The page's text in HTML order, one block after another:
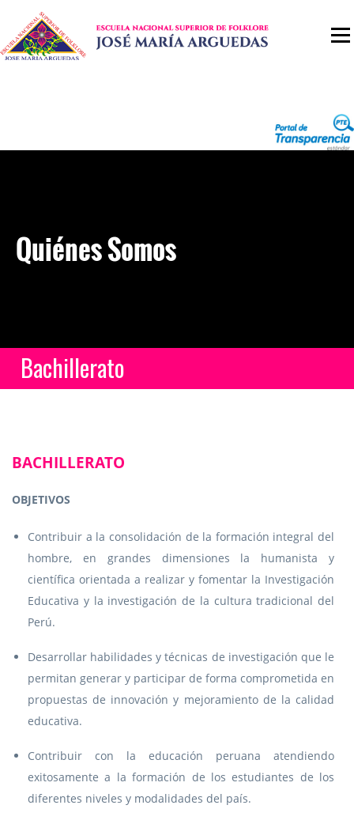
Quiénes Somos
Bachillerato
BACHILLERATO
OBJETIVOS
Contribuir a la consolidación de la formación integral del
hombre, en grandes dimensiones la humanista y
científica orientada a realizar y fomentar la Investigación
Educativa y la investigación de la cultura tradicional del
Perú.
Desarrollar habilidades y técnicas de investigación que le
permitan generar y participar de forma comprometida en
propuestas de innovación y mejoramiento de la calidad
educativa.
Contribuir con la educación peruana atendiendo
exitosamente a la formación de los estudiantes de los
diferentes niveles y modalidades del país.